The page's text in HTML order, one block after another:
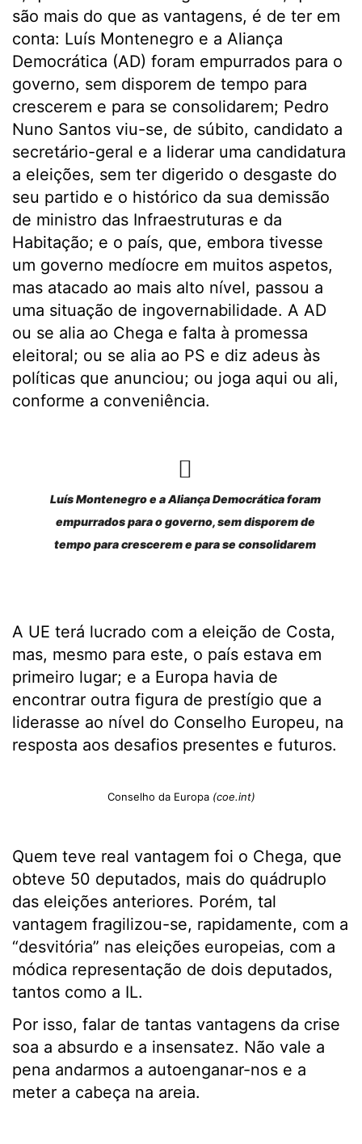
são mais do que as vantagens, é de ter em
conta: Luís Montenegro e a Aliança
Democrática (AD) foram empurrados para o
governo, sem disporem de tempo para
crescerem e para se consolidarem; Pedro
Nuno Santos viu-se, de súbito, candidato a
secretário-geral e a liderar uma candidatura
a eleições, sem ter digerido o desgaste do
seu partido e o histórico da sua demissão
de ministro das Infraestruturas e da
Habitação; e o país, que, embora tivesse
um governo medíocre em muitos aspetos,
mas atacado ao mais alto nível, passou a
uma situação de ingovernabilidade. A AD
ou se alia ao Chega e falta à promessa
eleitoral; ou se alia ao PS e diz adeus às
políticas que anunciou; ou joga aqui ou ali,
conforme a conveniência.
Luís Montenegro e a Aliança Democrática foram
empurrados para o governo, sem disporem de
tempo para crescerem e para se consolidarem
A UE terá lucrado com a eleição de Costa,
mas, mesmo para este, o país estava em
primeiro lugar; e a Europa havia de
encontrar outra figura de prestígio que a
liderasse ao nível do Conselho Europeu, na
resposta aos desafios presentes e futuros.
Conselho da Europa(coe.int)
Quem teve real vantagem foi o Chega, que
obteve 50 deputados, mais do quádruplo
das eleições anteriores. Porém, tal
vantagem fragilizou-se, rapidamente, com a
“desvitória” nas eleições europeias, com a
módica representação de dois deputados,
tantos como a IL.
Por isso, falar de tantas vantagens da crise
soa a absurdo e a insensatez. Não vale a
pena andarmos a autoenganar-nos e a
meter a cabeça na areia.